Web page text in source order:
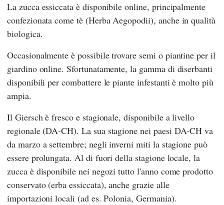
La zucca essiccata è disponibile online, principalmente
confezionata come tè (Herba Aegopodii), anche in qualità
biologica.
Occasionalmente è possibile trovare semi o piantine per il
giardino online. Sfortunatamente, la gamma di diserbanti
disponibili per combattere le piante infestanti è molto più
ampia.
Il Giersch è fresco e stagionale, disponibile a livello
regionale (DA-CH). La sua stagione nei paesi DA-CH va
da marzo a settembre; negli inverni miti la stagione può
essere prolungata. Al di fuori della stagione locale, la
zucca è disponibile nei negozi tutto l'anno come prodotto
conservato (erba essiccata), anche grazie alle
importazioni locali (ad es. Polonia, Germania).